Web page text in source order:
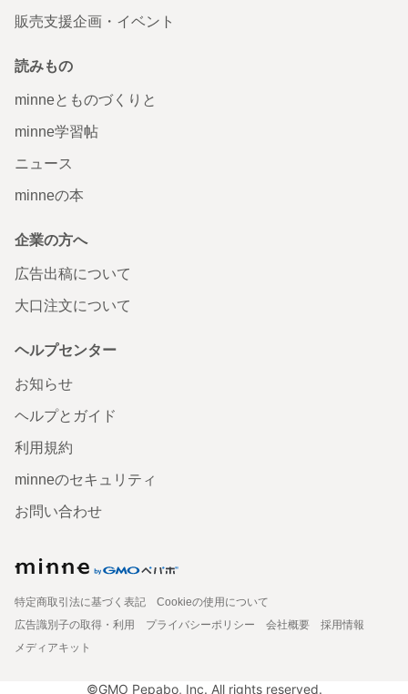
販売支援企画・イベント
読みもの
minneとものづくりと
minne学習帖
ニュース
minneの本
企業の方へ
広告出稿について
大口注文について
ヘルプセンター
お知らせ
ヘルプとガイド
利用規約
minneのセキュリティ
お問い合わせ
特定商取引法に基づく表記
Cookieの使用について
広告識別子の取得・利用
プライバシーポリシー 会社概要
採用情報
メディアキット
©GMO Pepabo, Inc. All rights reserved.